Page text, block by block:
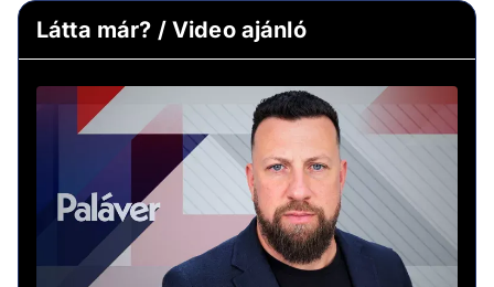
Látta már? / Video ajánló